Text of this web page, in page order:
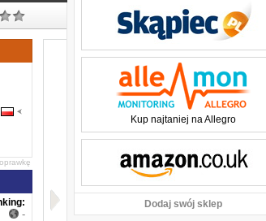
-
Kup najtaniej na Allegro
Dodaj swój sklep